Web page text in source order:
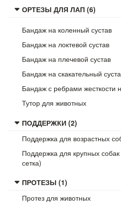
ОРТЕЗЫ ДЛЯ ЛАП (6)
Бандаж на коленный сустав
Бандаж на локтевой сустав
Бандаж на плечевой сустав
Бандаж на скакательный
Бандаж с ребрами жесткости
Тутор для животных
ПОДДЕРЖКИ (2)
Поддержка для возрастных
Поддержка для крупных
сетка)
ПРОТЕЗЫ (1)
Протез для животных